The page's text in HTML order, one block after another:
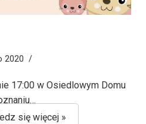
2020
17:00 w Osiedlowym Domu
się więcej »